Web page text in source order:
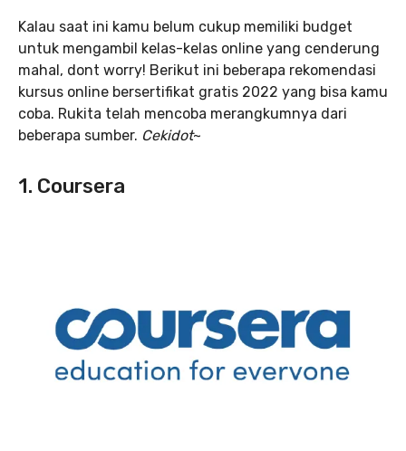
Kalau saat ini kamu belum cukup memiliki budget
untuk mengambil kelas-kelas online yang cenderung
mahal, dont worry! Berikut ini beberapa rekomendasi
kursus online bersertifikat gratis 2022 yang bisa kamu
coba. Rukita telah mencoba merangkumnya dari
beberapa sumber. Cekidot~
1. Coursera